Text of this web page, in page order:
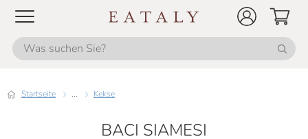
Startseite ... Kekse
BACI SIAMESI